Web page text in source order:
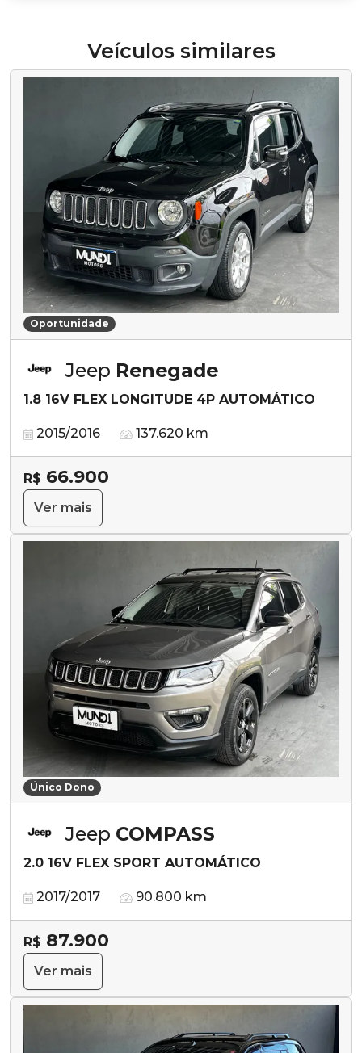
Veículos similares
Oportunidade
Jeep Renegade
1.8 16V FLEX LONGITUDE 4P AUTOMÁTICO
2015/2016 137.620 km
R$ 66.900
Ver mais
Único Dono
Jeep COMPASS
2.0 16V FLEX SPORT AUTOMÁTICO
2017/2017 90.800 km
R$ 87.900
Ver mais